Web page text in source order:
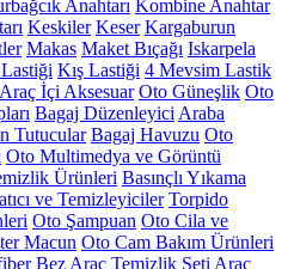
Anahtarı Kombine Anahtar
Keskiler Keser Kargaburun
Makas Maket Bıçağı Iskarpela
Kış Lastiği 4 Mevsim Lastik
Araç İçi Aksesuar Oto Güneşlik Oto
Bagaj Düzenleyici Araba
Tutucular Bagaj Havuzu Oto
Oto Multimedya ve Görüntü
Ürünleri Basınçlı Yıkama
ve Temizleyiciler Torpido
Oto Şampuan Oto Cila ve
Macun Oto Cam Bakım Ürünleri
Bez Araç Temizlik Seti Araç